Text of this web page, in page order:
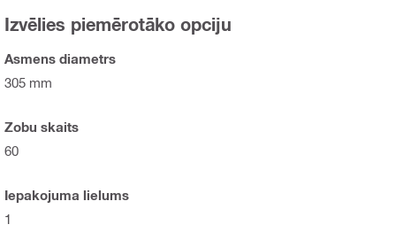
Izvēlies piemērotāko opciju
Asmens diametrs
305 mm
Zobu skaits
60
Iepakojuma lielums
1